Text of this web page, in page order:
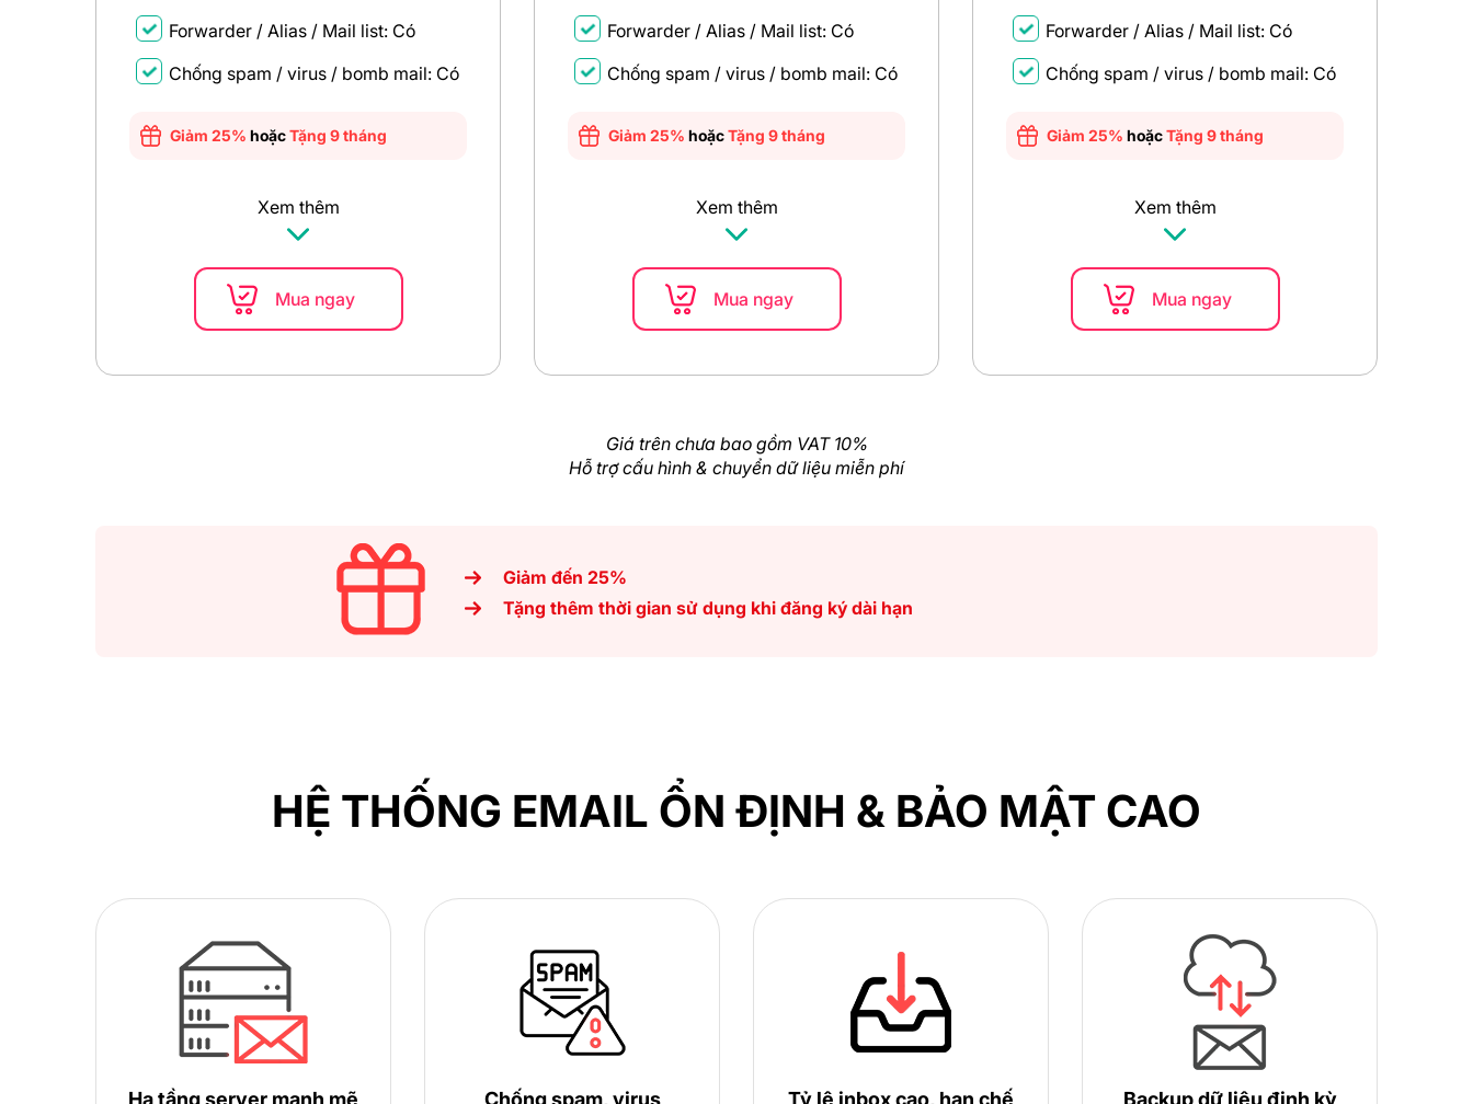
Forwarder / Alias / Mail list: Có
Chống spam / virus / bomb mail: Có
Giảm 25% hoặcTặng 9 tháng
Xem thêm
Mua ngay
Forwarder / Alias / Mail list: Có
Chống spam / virus / bomb mail: Có
Giảm 25% hoặcTặng 9 tháng
Xem thêm
Mua ngay
Forwarder / Alias / Mail list: Có
Chống spam / virus / bomb mail: Có
Giảm 25% hoặcTặng 9 tháng
Xem thêm
Mua ngay
Giá trên chưa bao gồm VAT 10%
Hỗ trợ cấu hình & chuyển dữ liệu miễn phí
Giảm đến 25%
Tặng thêm thời gian sử dụng khi đăng ký dài hạn
HỆ THỐNG EMAIL ỔN ĐỊNH & BẢO MẬT CAO
Hạ tầng server mạnh mẽ Chống spam, virus Tỷ lệ inbox cao, hạn chế Backup dữ liệu định kỳ